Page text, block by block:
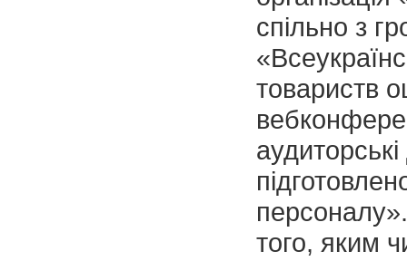
спільно з
товариств
того, яким